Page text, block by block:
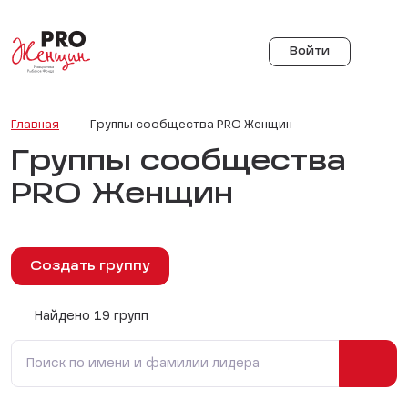
Войти
Главная Группы сообщества PRO Женщин
Группы сообщества
PRO Женщин
Создать группу
Найдено 19 групп